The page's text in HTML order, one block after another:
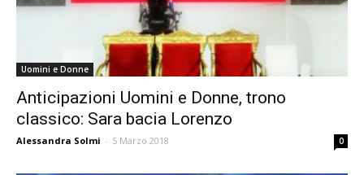
Uomini e Donne
Anticipazioni Uomini e Donne, trono
classico: Sara bacia Lorenzo
Alessandra Solmi - 5 Marzo 2018 0